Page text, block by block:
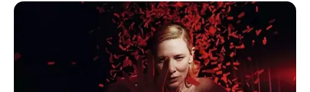
Cayo alias ‘Aguapanelo’,
tremendo delincuente
dedicado al hurto en la
comuna 8 de Ibagué